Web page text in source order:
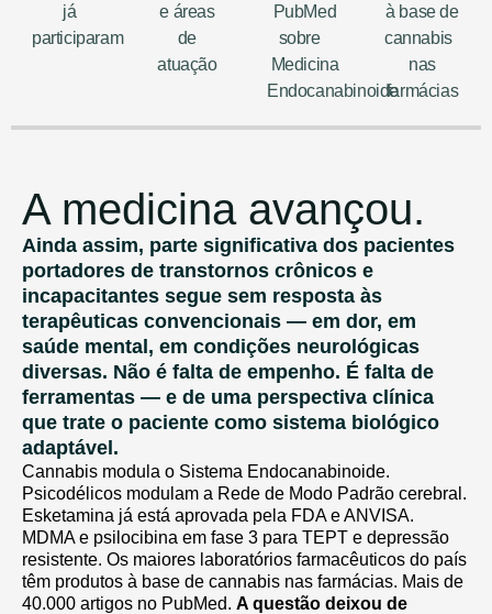
já
participaram
e áreas
de
atuação
PubMed
sobre
Medicina
Endocanabinoide
à base de
cannabis
nas
farmácias
A medicina avançou.
Ainda assim, parte significativa dos pacientes
portadores de transtornos crônicos e
incapacitantes segue sem resposta às
terapêuticas convencionais — em dor, em
saúde mental, em condições neurológicas
diversas. Não é falta de empenho. É falta de
ferramentas — e de uma perspectiva clínica
que trate o paciente como sistema biológico
adaptável.
Cannabis modula o Sistema Endocanabinoide.
Psicodélicos modulam a Rede de Modo Padrão cerebral.
Esketamina já está aprovada pela FDA e ANVISA.
MDMA e psilocibina em fase 3 para TEPT e depressão
resistente. Os maiores laboratórios farmacêuticos do país
têm produtos à base de cannabis nas farmácias. Mais de
40.000 artigos no PubMed. A questão deixou de